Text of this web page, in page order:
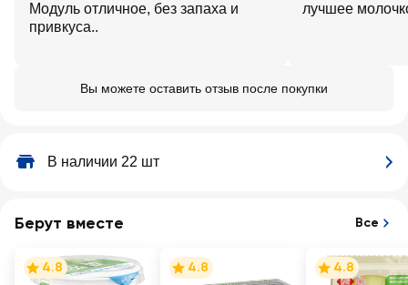
Модуль отличное, без запаха и
привкуса..
лучшее
Вы можете оставить отзыв после покупки
В наличии 22 шт
Берут вместе Все
4.8 4.8 4.8